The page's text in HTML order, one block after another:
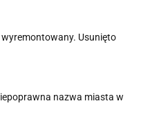
Usunięto
nazwa miasta w